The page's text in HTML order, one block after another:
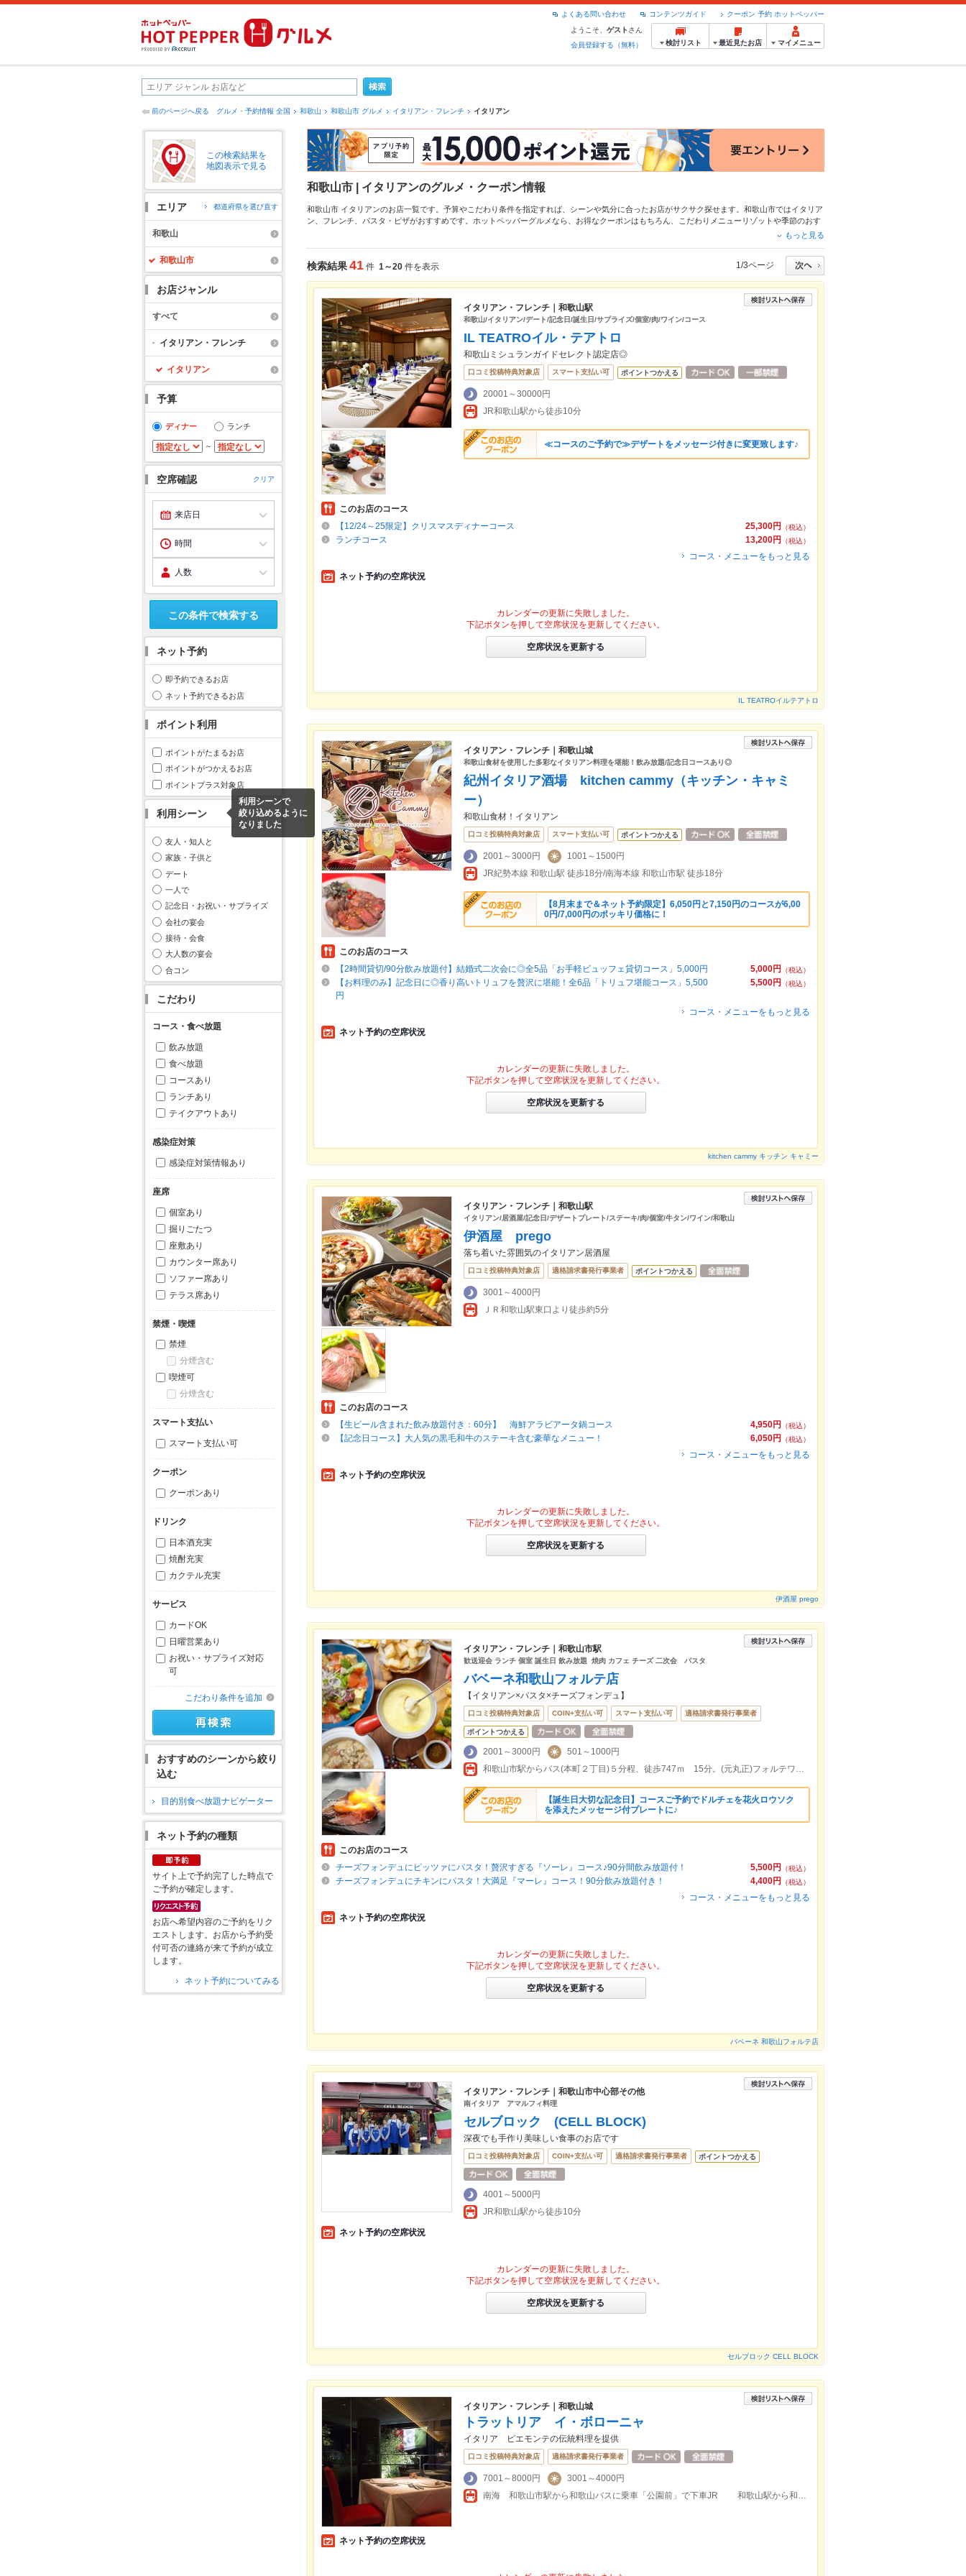
クーポン 予約 ホットペッパー
コンテンツガイド
よくある問い合わせ
ようこそ、 ゲスト さん
会員登録する（無料）
検討リスト 最近見たお店 マイメニュー
前のページへ戻る グルメ・予約情報 全国 和歌山 和歌山市 グルメ イタリアン・フレンチ イタリアン
この検索結果を
地図表示で見る
エリア 都道府県を選び直す
和歌山
和歌山市
お店ジャンル
すべて
イタリアン・フレンチ
イタリアン
予算
ディナー ランチ
～
空席確認 クリア
この条件で検索する
ネット予約
即予約できるお店
ネット予約できるお店
ポイント利用
ポイントがたまるお店
ポイントがつかえるお店
ポイントプラス対象店
利用シーン
利用シーンで
絞り込めるように
なりました
友人・知人と
家族・子供と
デート
一人で
記念日・お祝い・サプライズ
会社の宴会
接待・会食
大人数の宴会
合コン
こだわり
コース・食べ放題
飲み放題
食べ放題
コースあり
ランチあり
テイクアウトあり
感染症対策
感染症対策情報あり
座席
個室あり
掘りごたつ
座敷あり
カウンター席あり
ソファー席あり
テラス席あり
禁煙・喫煙
禁煙
分煙含む
喫煙可
分煙含む
スマート支払い
スマート支払い可
クーポン
クーポンあり
ドリンク
日本酒充実
焼酎充実
カクテル充実
サービス
カードOK
日曜営業あり
お祝い・サプライズ対応
可
こだわり条件を追加
おすすめのシーンから絞り
込む
目的別食べ放題ナビゲーター
ネット予約の種類
サイト上で予約完了した時点で
ご予約が確定します。
お店へ希望内容のご予約をリク
エストします。お店から予約受
付可否の連絡が来て予約が成立
します。
ネット予約についてみる
和歌山市 | イタリアンのグルメ・クーポン情報
和歌山市 イタリアンのお店一覧です。予算やこだわり条件を指定すれば、シーンや気分に合ったお店がサクサク探せます。和歌山市ではイタリア
ン、 フレンチ パスタ・ピザがおすすめです。ホットペッパーグルメなら、お得なクーポンはもちろん、こだわりメニュー リゾットや季節のおす
すめ料理など、お店の最新情報をご紹介しているので安心！24時間使える簡単便利なネット予約が使えるお店も拡大中です。友達どうしの飲み会
もっと見る
検索結果41 件 1～20 件を表示 1/3ページ
イタリアン・フレンチ｜和歌山駅
和歌山/イタリアン/デート/記念日/誕生日/サプライズ/個室/肉/ワイン/コース
IL TEATROイル・テアトロ
和歌山ミシュランガイドセレクト認定店◎
口コミ投稿特典対象店 スマート支払い可 ポイントつかえる
20001～30000円
JR和歌山駅から徒歩10分
≪コースのご予約で≫デザートをメッセージ付きに変更致します♪
このお店のコース
25,300円
（税込）
【12/24～25限定】クリスマスディナーコース
13,200円
（税込）
ランチコース
コース・メニューをもっと見る
ネット予約の空席状況
カレンダーの更新に失敗しました。
下記ボタンを押して空席状況を更新してください。
空席状況を更新する
IL TEATROイルテアトロ
イタリアン・フレンチ｜和歌山城
和歌山食材を使用した多彩なイタリアン料理を堪能！飲み放題/記念日コースあり◎
紀州イタリア酒場 kitchen cammy（キッチン・キャミ
ー）
和歌山食材！イタリアン
口コミ投稿特典対象店 スマート支払い可 ポイントつかえる
2001～3000円
1001～1500円
JR紀勢本線 和歌山駅 徒歩18分/南海本線 和歌山市駅 徒歩18分
【8月末まで＆ネット予約限定】6,050円と7,150円のコースが6,00
0円/7,000円のポッキリ価格に！
このお店のコース
5,000円
（税込）
【2時間貸切/90分飲み放題付】結婚式二次会に◎全5品「お手軽ビュッフェ貸切コース」5,000円
5,500円
（税込）
【お料理のみ】記念日に◎香り高いトリュフを贅沢に堪能！全6品「トリュフ堪能コース」5,500
円
コース・メニューをもっと見る
ネット予約の空席状況
カレンダーの更新に失敗しました。
下記ボタンを押して空席状況を更新してください。
空席状況を更新する
kitchen cammy キッチン キャミー
イタリアン・フレンチ｜和歌山駅
イタリアン/居酒屋/記念日/デザートプレート/ステーキ/肉/個室/牛タン/ワイン/和歌山
伊酒屋 prego
落ち着いた雰囲気のイタリアン居酒屋
口コミ投稿特典対象店 適格請求書発行事業者 ポイントつかえる
3001～4000円
ＪＲ和歌山駅東口より徒歩約5分
このお店のコース
4,950円
（税込）
【生ビール含まれた飲み放題付き：60分】 海鮮アラビアータ鍋コース
6,050円
（税込）
【記念日コース】大人気の黒毛和牛のステーキ含む豪華なメニュー！
コース・メニューをもっと見る
ネット予約の空席状況
カレンダーの更新に失敗しました。
下記ボタンを押して空席状況を更新してください。
空席状況を更新する
伊酒屋 prego
イタリアン・フレンチ｜和歌山市駅
歓送迎会 ランチ 個室 誕生日 飲み放題 焼肉 カフェ チーズ 二次会 パスタ
バベーネ和歌山フォルテ店
【イタリアン×パスタ×チーズフォンデュ】
口コミ投稿特典対象店 COIN+支払い可 スマート支払い可 適格請求書発行事業者
ポイントつかえる
2001～3000円
501～1000円
和歌山市駅からバス(本町２丁目)５分程、徒歩747ｍ 15分。(元丸正)フォルテワジマビル最上階
【誕生日大切な記念日】コースご予約でドルチェを花火ロウソク
を添えたメッセージ付プレートに♪
このお店のコース
5,500円
（税込）
チーズフォンデュにピッツァにパスタ！贅沢すぎる『ソーレ』コース♪90分間飲み放題付！
4,400円
（税込）
チーズフォンデュにチキンにパスタ！大満足『マーレ』コース！90分飲み放題付き！
コース・メニューをもっと見る
ネット予約の空席状況
カレンダーの更新に失敗しました。
下記ボタンを押して空席状況を更新してください。
空席状況を更新する
バベーネ 和歌山フォルテ店
イタリアン・フレンチ｜和歌山市中心部その他
南イタリア アマルフィ料理
セルブロック (CELL BLOCK)
深夜でも手作り美味しい食事のお店です
口コミ投稿特典対象店 COIN+支払い可 適格請求書発行事業者 ポイントつかえる
4001～5000円
JR和歌山駅から徒歩10分
ネット予約の空席状況
カレンダーの更新に失敗しました。
下記ボタンを押して空席状況を更新してください。
空席状況を更新する
セルブロック CELL BLOCK
イタリアン・フレンチ｜和歌山城
トラットリア イ・ボローニャ
イタリア ピエモンテの伝統料理を提供
口コミ投稿特典対象店 適格請求書発行事業者
7001～8000円
3001～4000円
南海 和歌山市駅から和歌山バスに乗車「公園前」で下車JR 和歌山駅から和歌山バスに乗車「公園前」で下車
ネット予約の空席状況